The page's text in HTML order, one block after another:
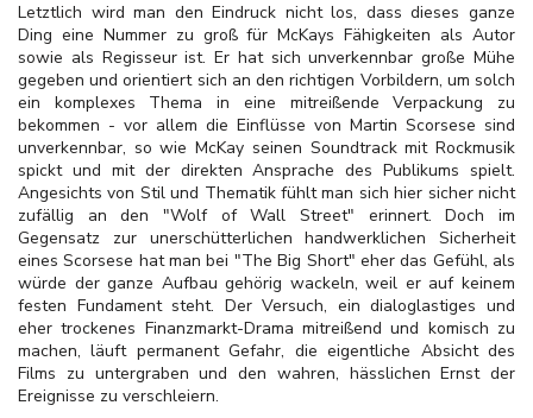
Letztlich wird man den Eindruck nicht los, dass dieses ganze
Ding eine Nummer zu groß für McKays Fähigkeiten als Autor
sowie als Regisseur ist. Er hat sich unverkennbar große Mühe
gegeben und orientiert sich an den richtigen Vorbildern, um solch
ein komplexes Thema in eine mitreißende Verpackung zu
bekommen - vor allem die Einflüsse von Martin Scorsese sind
unverkennbar, so wie McKay seinen Soundtrack mit Rockmusik
spickt und mit der direkten Ansprache des Publikums spielt.
Angesichts von Stil und Thematik fühlt man sich hier sicher nicht
zufällig an den "Wolf of Wall Street" erinnert. Doch im
Gegensatz zur unerschütterlichen handwerklichen Sicherheit
eines Scorsese hat man bei "The Big Short" eher das Gefühl, als
würde der ganze Aufbau gehörig wackeln, weil er auf keinem
festen Fundament steht. Der Versuch, ein dialoglastiges und
eher trockenes Finanzmarkt-Drama mitreißend und komisch zu
machen, läuft permanent Gefahr, die eigentliche Absicht des
Films zu untergrabenund den wahren, hässlichen Ernst der
Ereignisse zu verschleiern.